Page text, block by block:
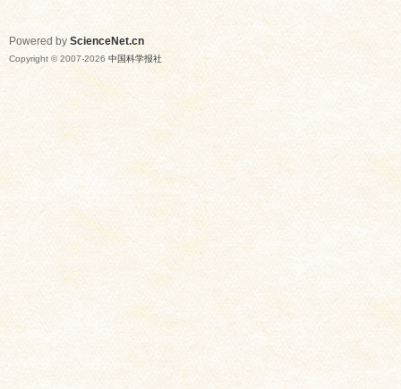
Powered by ScienceNet.cn
Copyright © 2007-2026 中国科学报社